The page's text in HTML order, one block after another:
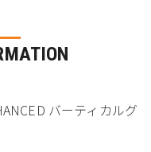
バーティカルグ